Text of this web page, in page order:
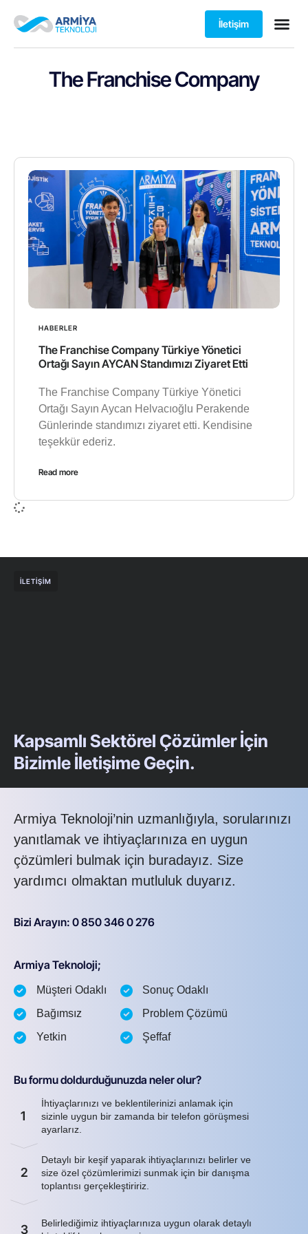
İletişim
The Franchise Company
HABERLER
The Franchise Company Türkiye Yönetici
Ortağı Sayın AYCAN Standımızı Ziyaret Etti
The Franchise Company Türkiye Yönetici
Ortağı Sayın Aycan Helvacıoğlu Perakende
Günlerinde standımızı ziyaret etti. Kendisine
teşekkür ederiz.
Read more
İLETIŞIM
Kapsamlı Sektörel Çözümler İçin
Bizimle İletişime Geçin.
Armiya Teknoloji’nin uzmanlığıyla, sorularınızı
yanıtlamak ve ihtiyaçlarınıza en uygun
çözümleri bulmak için buradayız. Size
yardımcı olmaktan mutluluk duyarız.
Bizi Arayın: 0 850 346 0 276
Armiya Teknoloji;
Müşteri Odaklı
Bağımsız
Yetkin
Sonuç Odaklı
Problem Çözümü
Şeffaf
Bu formu doldurduğunuzda neler olur?
1
İhtiyaçlarınızı ve beklentilerinizi anlamak için
sizinle uygun bir zamanda bir telefon görüşmesi
ayarlarız.
2
Detaylı bir keşif yaparak ihtiyaçlarınızı belirler ve
size özel çözümlerimizi sunmak için bir danışma
toplantısı gerçekleştiririz.
3
Belirlediğimiz ihtiyaçlarınıza uygun olarak detaylı